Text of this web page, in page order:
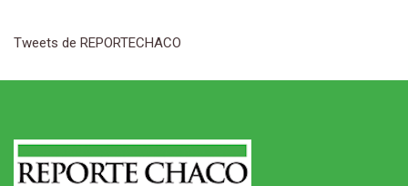
Tweets de REPORTECHACO